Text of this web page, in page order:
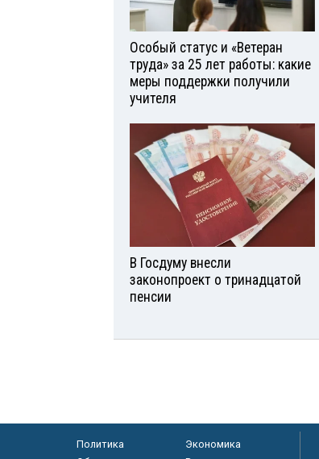
Особый статус и «Ветеран
труда» за 25 лет работы: какие
меры поддержки получили
учителя
В Госдуму внесли
законопроект о тринадцатой
пенсии
Политика
Экономика